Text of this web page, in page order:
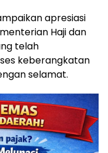
apresiasi
Haji dan
telah
keberangkatan
selamat.